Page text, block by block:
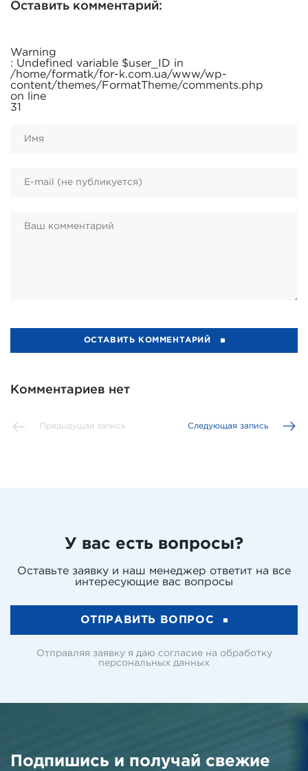
Оставить комментарий:
Warning
: Undefined variable $user_ID in
/home/formatk/for-k.com.ua/www/wp-
content/themes/FormatTheme/comments.php
on line
31
ОСТАВИТЬ КОММЕНТАРИЙ
Комментариев нет
Предыдущая запись Следующая запись
У вас есть вопросы?
Оставьте заявку и наш менеджер ответит на все
интересующие вас вопросы
ОТПРАВИТЬ ВОПРОС
Отправляя заявку я даю согласие на обработку
персональных данных
Подпишись и получай свежие